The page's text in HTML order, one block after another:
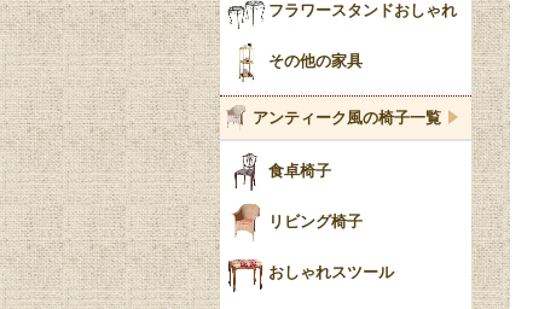
フラワースタンドおしゃれ
その他の家具
アンティーク風の椅子一覧
食卓椅子
リビング椅子
おしゃれスツール